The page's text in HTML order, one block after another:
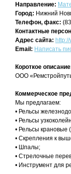
Направление:
Город: Нижний
Телефон, факс:
Контактные
Адрес сайта:
Email: Написать
Короткое
ООО
Коммерческое
Мы предлагаем:
• Рельсы
• Рельсы
• Рельсы
• Скрепления к
• Шпалы;
• Стрелочные
• Инструмент для